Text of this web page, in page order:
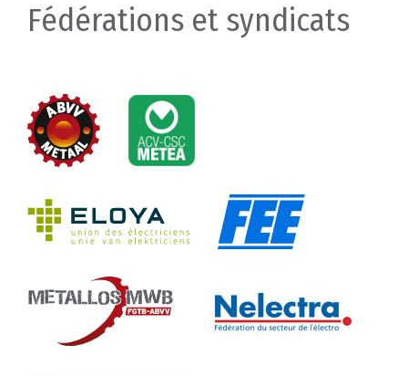
Fédérations et syndicats